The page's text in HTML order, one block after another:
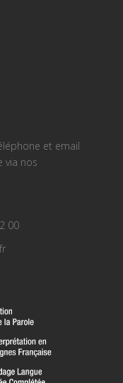
et email
via nos
00